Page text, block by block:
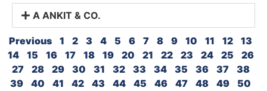
A ANKIT & CO.
Previous 1 2 3 4 5 6 7 8 9 10 11 12
13
14
15 16 17 18 19 20 21 22 23 24 25
26
27
28 29 30 31 32 33 34 35 36 37
38
39
40 41 42 43 44 45 46 47 48 49
50